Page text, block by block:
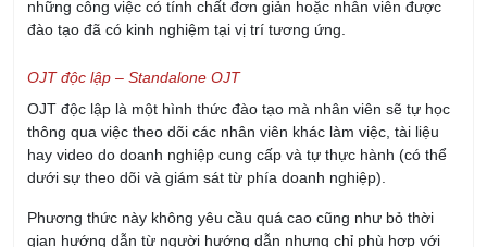
đào tạo đã có kinh nghiệm tại vị trí tương ứng.
OJT độc lập – Standalone OJT
OJT độc lập là một hình thức đào tạo mà nhân viên sẽ tự học
thông qua việc theo dõi các nhân viên khác làm việc, tài liệu
hay video do doanh nghiệp cung cấp và tự thực hành (có thể
dưới sự theo dõi và giám sát từ phía doanh nghiệp).
Phương thức này không yêu cầu quá cao cũng như bỏ thời
gian hướng dẫn từ người hướng dẫn nhưng chỉ phù hợp với